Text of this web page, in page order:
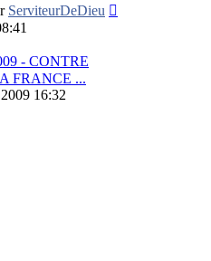
ServiteurDeDieu
- CONTRE
FRANCE ...
16:32